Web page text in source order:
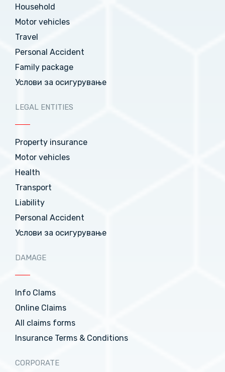
Household
Motor vehicles
Travel
Personal Accident
Family package
Услови за осигурување
LEGAL ENTITIES
Property insurance
Motor vehicles
Health
Transport
Liability
Personal Accident
Услови за осигурување
DAMAGE
Info Clams
Online Claims
All claims forms
Insurance Terms & Conditions
CORPORATE